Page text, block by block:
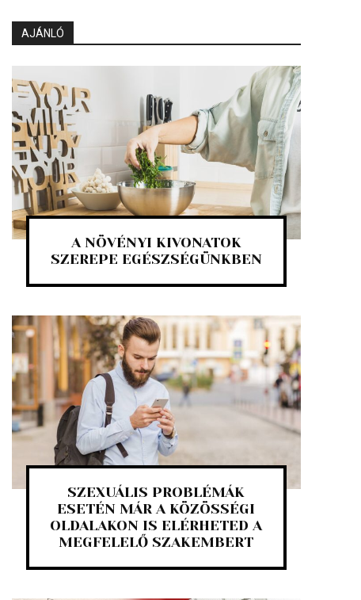
AJÁNLÓ
A NÖVÉNYI KIVONATOK
SZEREPE EGÉSZSÉGÜNKBEN
SZEXUÁLIS PROBLÉMÁK
ESETÉN MÁR A KÖZÖSSÉGI
OLDALAKON IS ELÉRHETED A
MEGFELELŐ SZAKEMBERT